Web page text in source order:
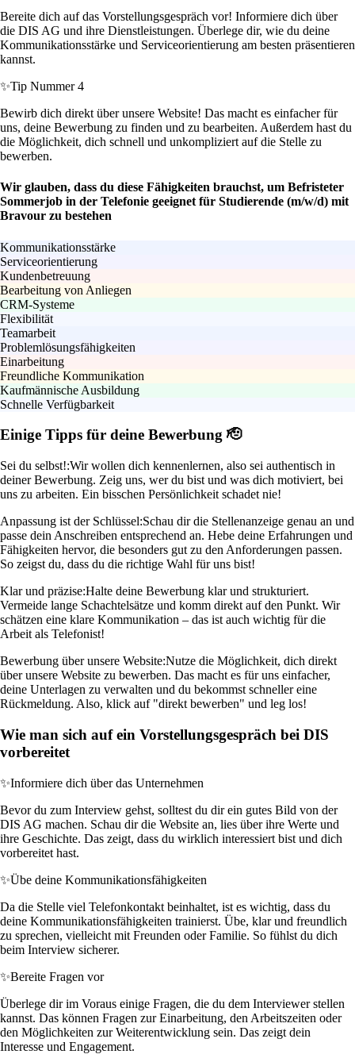
Bereite dich auf das Vorstellungsgespräch vor! Informiere dich über
die DIS AG und ihre Dienstleistungen. Überlege dir, wie du deine
Kommunikationsstärke und Serviceorientierung am besten präsentieren
kannst.
✨Tip Nummer 4
Bewirb dich direkt über unsere Website! Das macht es einfacher für
uns, deine Bewerbung zu finden und zu bearbeiten. Außerdem hast du
die Möglichkeit, dich schnell und unkompliziert auf die Stelle zu
bewerben.
Wir glauben, dass du diese Fähigkeiten brauchst, um Befristeter
Sommerjob in der Telefonie geeignet für Studierende (m/w/d) mit
Bravour zu bestehen
Kommunikationsstärke
Serviceorientierung
Kundenbetreuung
Bearbeitung von Anliegen
CRM-Systeme
Flexibilität
Teamarbeit
Problemlösungsfähigkeiten
Einarbeitung
Freundliche Kommunikation
Kaufmännische Ausbildung
Schnelle Verfügbarkeit
Einige Tipps für deine Bewerbung 🫡
Sei du selbst!:Wir wollen dich kennenlernen, also sei authentisch in
deiner Bewerbung. Zeig uns, wer du bist und was dich motiviert, bei
uns zu arbeiten. Ein bisschen Persönlichkeit schadet nie!
Anpassung ist der Schlüssel:Schau dir die Stellenanzeige genau an und
passe dein Anschreiben entsprechend an. Hebe deine Erfahrungen und
Fähigkeiten hervor, die besonders gut zu den Anforderungen passen.
So zeigst du, dass du die richtige Wahl für uns bist!
Klar und präzise:Halte deine Bewerbung klar und strukturiert.
Vermeide lange Schachtelsätze und komm direkt auf den Punkt. Wir
schätzen eine klare Kommunikation – das ist auch wichtig für die
Arbeit als Telefonist!
Bewerbung über unsere Website:Nutze die Möglichkeit, dich direkt
über unsere Website zu bewerben. Das macht es für uns einfacher,
deine Unterlagen zu verwalten und du bekommst schneller eine
Rückmeldung. Also, klick auf "direkt bewerben" und leg los!
Wie man sich auf ein Vorstellungsgespräch bei DIS
vorbereitet
✨Informiere dich über das Unternehmen
Bevor du zum Interview gehst, solltest du dir ein gutes Bild von der
DIS AG machen. Schau dir die Website an, lies über ihre Werte und
ihre Geschichte. Das zeigt, dass du wirklich interessiert bist und dich
vorbereitet hast.
✨Übe deine Kommunikationsfähigkeiten
Da die Stelle viel Telefonkontakt beinhaltet, ist es wichtig, dass du
deine Kommunikationsfähigkeiten trainierst. Übe, klar und freundlich
zu sprechen, vielleicht mit Freunden oder Familie. So fühlst du dich
beim Interview sicherer.
✨Bereite Fragen vor
Überlege dir im Voraus einige Fragen, die du dem Interviewer stellen
kannst. Das können Fragen zur Einarbeitung, den Arbeitszeiten oder
den Möglichkeiten zur Weiterentwicklung sein. Das zeigt dein
Interesse und Engagement.